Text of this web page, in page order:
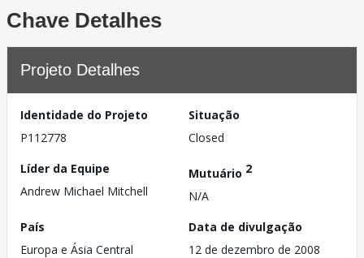
Chave Detalhes
Projeto Detalhes
Identidade do Projeto
P112778
Situação
Closed
Líder da Equipe
Andrew Michael Mitchell
Mutuário 2
N/A
País
Europa e Ásia Central
Data de divulgação
12 de dezembro de 2008